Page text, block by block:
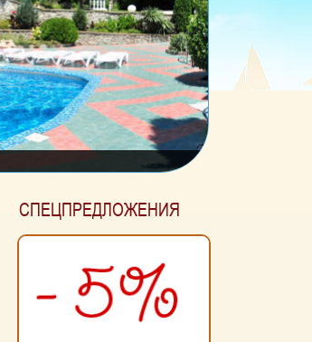
СПЕЦПРЕДЛОЖЕНИЯ